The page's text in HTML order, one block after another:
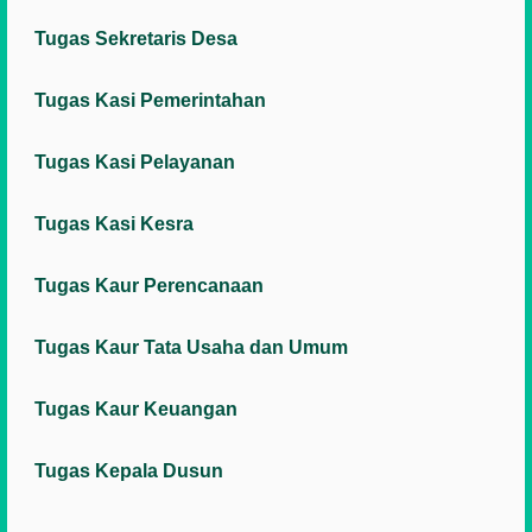
Tugas Sekretaris Desa
Tugas Kasi Pemerintahan
Tugas Kasi Pelayanan
Tugas Kasi Kesra
Tugas Kaur Perencanaan
Tugas Kaur Tata Usaha dan Umum
Tugas Kaur Keuangan
Tugas Kepala Dusun